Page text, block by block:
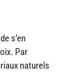
s’en
Par
naturels